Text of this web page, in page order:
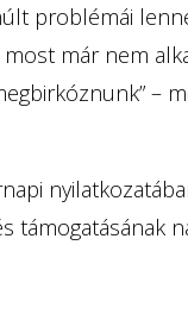
problémái
már nem
–
támogatásának